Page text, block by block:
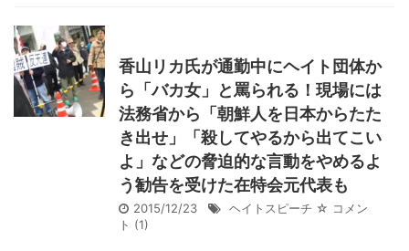
香山リカ氏が通勤中にヘイト団体か
ら「バカ女」と罵られる！現場には
法務省から「朝鮮人を日本からたた
き出せ」「殺してやるから出てこい
よ」などの脅迫的な言動をやめるよ
う勧告を受けた在特会元代表も
2015/12/23 ヘイトスピーチ ☆ コメン
ト (1)